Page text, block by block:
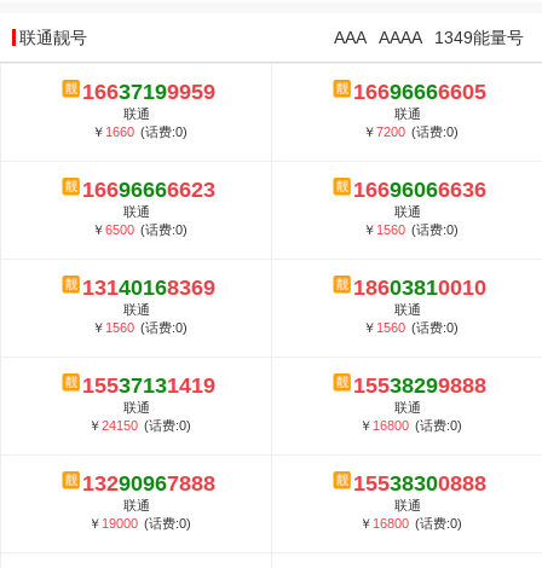
联通靓号 1349能量号
AAAA
AAA
16637199959
联通
￥ 1660 (话费:0)
16696666605
联通
￥7200 (话费:0)
16696666623
联通
￥6500 (话费:0)
16696066636
联通
￥ 1560 (话费:0)
13140168369
联通
￥ 1560 (话费:0)
18603810010
联通
￥ 1560 (话费:0)
15537131419
联通
￥24150 (话费:0)
15538299888
联通
￥ 16800 (话费:0)
13290967888
联通
￥ 19000 (话费:0)
15538300888
联通
￥ 16800 (话费:0)